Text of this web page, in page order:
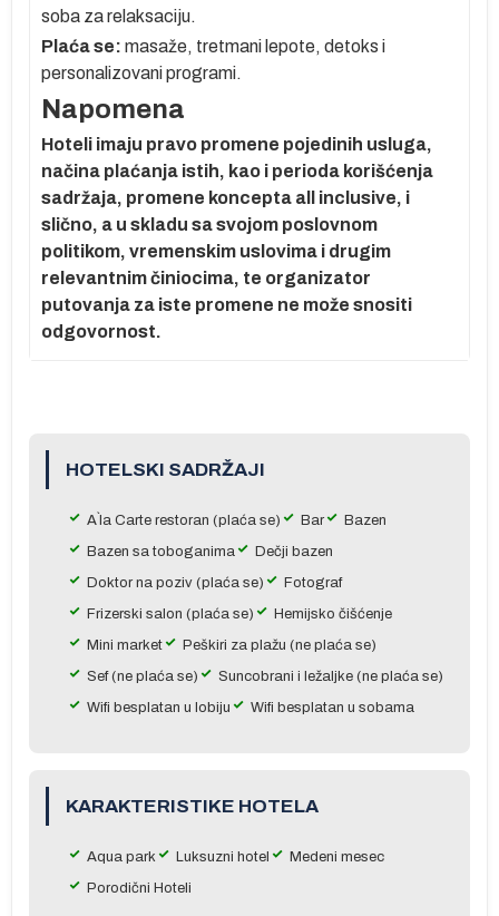
soba za relaksaciju.
Plaća se: masaže, tretmani lepote, detoks i
personalizovani programi.
Napomena
Hoteli imaju pravo promene pojedinih usluga,
načina plaćanja istih, kao i perioda korišćenja
sadržaja, promene koncepta all inclusive, i
slično, a u skladu sa svojom poslovnom
politikom, vremenskim uslovima i drugim
relevantnim činiocima, te organizator
putovanja za iste promene ne može snositi
odgovornost.
HOTELSKI SADRŽAJI
A`la Carte restoran (plaća se) Bar
Bazen
Bazen sa toboganima
Dečji bazen
Doktor na poziv (plaća se)
Fotograf
Frizerski salon (plaća se)
Hemijsko čišćenje
Mini market
Peškiri za plažu (ne plaća se)
Sef (ne plaća se)
Suncobrani i ležaljke (ne plaća se)
Wifi besplatan u lobiju
Wifi besplatan u sobama
KARAKTERISTIKE HOTELA
Aqua park Luksuzni hotel
Medeni mesec
Porodični Hoteli